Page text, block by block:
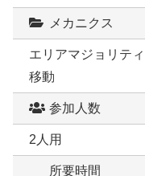
メカニクス
エリアマジョリテ
移動
参加人数
2人用
所要時間